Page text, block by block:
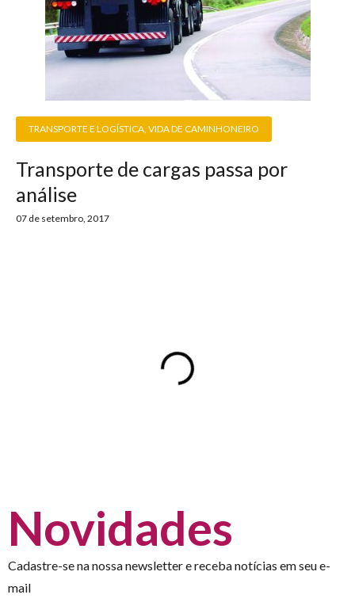
TRANSPORTE E LOGÍSTICA VIDA DE CAMINHONEIRO
Transporte de cargas passa por
análise
07 de setembro, 2017
Novidades
Cadastre-se na nossa newsletter e receba notícias em seu e-
mail